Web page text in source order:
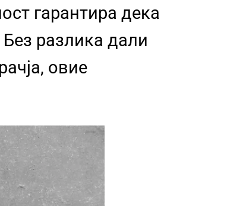
гарантира дека
разлика дали
овие